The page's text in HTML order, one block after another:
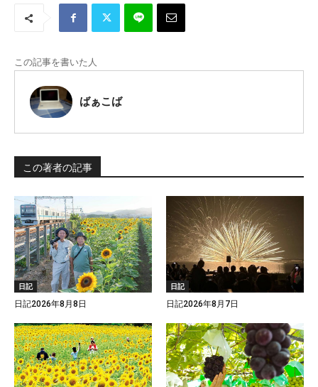
この記事を書いた人
ばぁこば
この著者の記事
日記
日記2026年8月8日
日記
日記2026年8月7日